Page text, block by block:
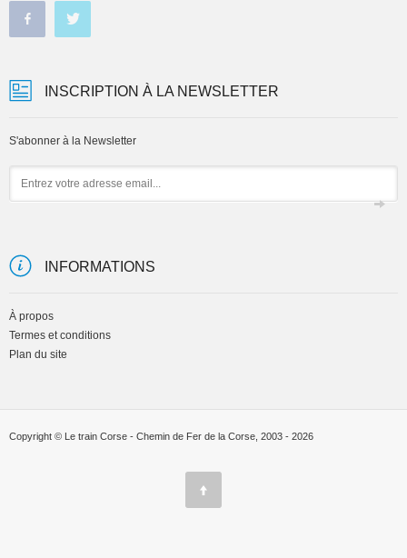
INSCRIPTION À LA NEWSLETTER
S'abonner à la Newsletter
INFORMATIONS
À propos
Termes et conditions
Plan du site
Copyright © Le train Corse - Chemin de Fer de la Corse, 2003 - 2026